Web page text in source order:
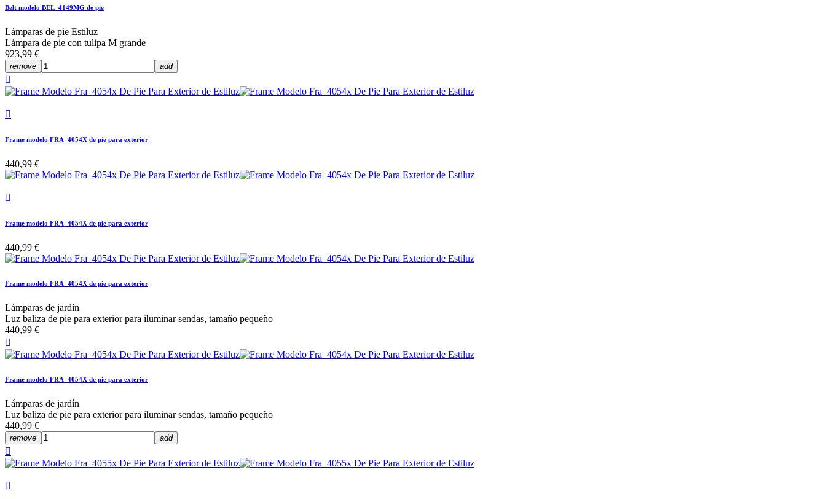
Belt modelo BEL_4149MG de pie
Lámparas de pie Estiluz
Lámpara de pie con tulipa M grande
923,99 €
remove add


Frame modelo FRA_4054X de pie para exterior
440,99 €

Frame modelo FRA_4054X de pie para exterior
440,99 €
Frame modelo FRA_4054X de pie para exterior
Lámparas de jardín
Luz baliza de pie para exterior para iluminar sendas, tamaño pequeño
440,99 €

Frame modelo FRA_4054X de pie para exterior
Lámparas de jardín
Luz baliza de pie para exterior para iluminar sendas, tamaño pequeño
440,99 €
remove add

